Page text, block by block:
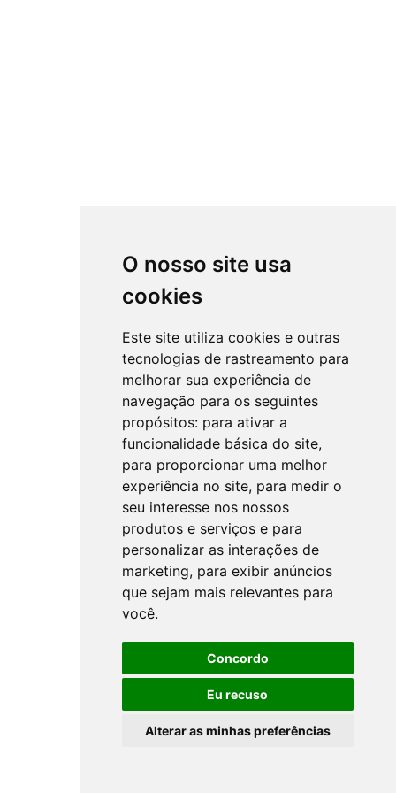
O nosso site usa
cookies
Este site utiliza cookies e outras
tecnologias de rastreamento para
melhorar sua experiência de
navegação para os seguintes
propósitos: para ativar a
funcionalidade básica do site,
para proporcionar uma melhor
experiência no site, para medir o
seu interesse nos nossos
produtos e serviços e para
personalizar as interações de
marketing, para exibir anúncios
que sejam mais relevantes para
você.
Concordo
Eu recuso
Alterar as minhas preferências